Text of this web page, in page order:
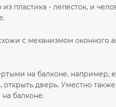
пластика - лепесток, и
с механизмом оконного
на балконе, например,
дверь. Уместно также
балконе.